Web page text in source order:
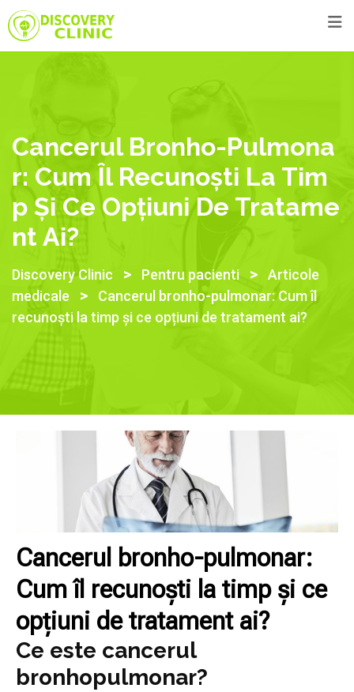
Cancerul Bronho-Pulmona
R: Cum Îl Recunoști La Tim
P Și Ce Opțiuni De Tratame
Nt Ai?
Discovery Clinic > Pentru pacienti >
Articole
medicale
>
Cancerul bronho-pulmonar: Cum îl
recunoști la timp și ce opțiuni de tratament ai?
Cancerul bronho-pulmonar:
Cum îl recunoști la timp și ce
opțiuni de tratament ai?
Ce este cancerul
bronhopulmonar?